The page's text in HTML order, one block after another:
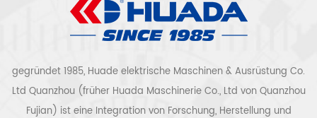
gegründet 1985, Huade elektrische Maschinen & Ausrüstung Co.
Ltd Quanzhou (früher Huada Maschinerie Co., Ltd von Quanzhou
Fujian) ist eine Integration von Forschung, Herstellung und